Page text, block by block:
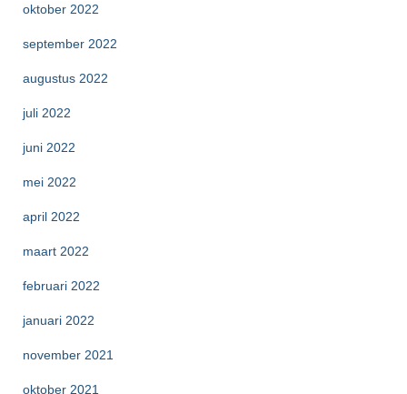
oktober 2022
september 2022
augustus 2022
juli 2022
juni 2022
mei 2022
april 2022
maart 2022
februari 2022
januari 2022
november 2021
oktober 2021